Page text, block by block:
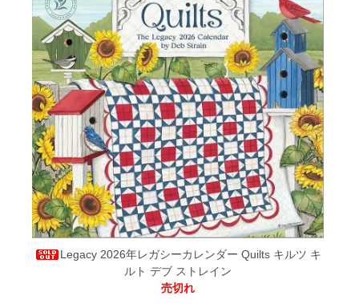
Legacy 2026年レガシーカレンダー Quilts キルツ キ
ルト デブ ストレイン
売切れ